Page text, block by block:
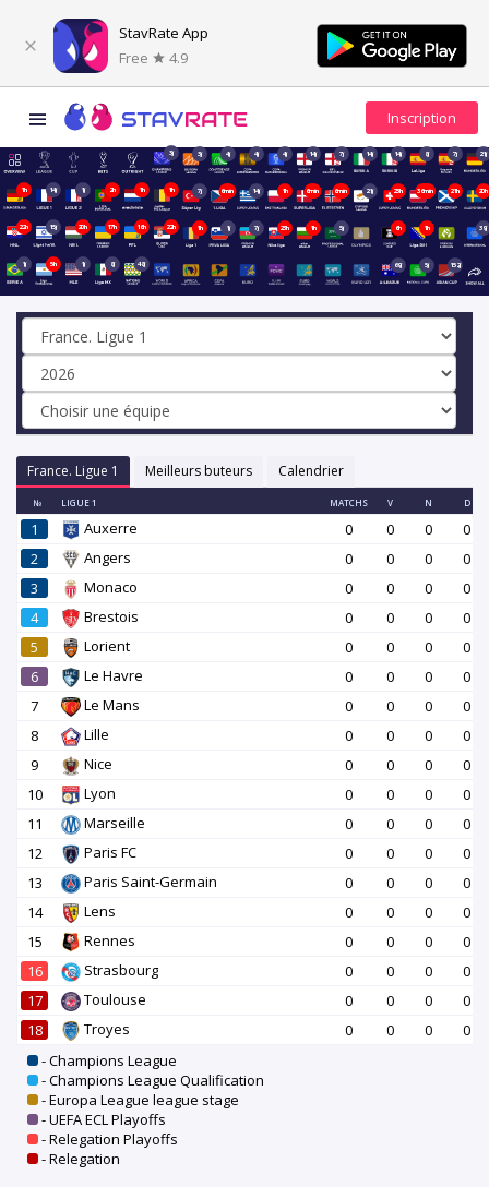
StavRate App
Free
4.9
3j 3j 4j 4j 4j 14j 7j 14j 14j 8j 7j 21j
1h 14j 1j 2h 1h 1h 7j 6min 14j 1h 6min 6min 21j 23h 36min 21h 20h
22h 15j 20h 17h 16h 22h 1h 1j 7j 23h 1h 5j 6h 1h 39j
1j 5h 1j 8j 48j 69j 5j 152j
France. Ligue 1 Meilleurs buteurs Calendrier
№ LIGUE 1 MATCHS V N D
1 Auxerre 0 0 0
0
2
Angers 0 0 0
0
3
Monaco 0 0 0
0
4
Brestois 0 0 0
0
5
Lorient 0 0 0
0
6
Le Havre 0 0 0
0
7
Le Mans 0 0 0
0
8
Lille 0 0 0
0
9
Nice 0 0 0
0
10
Lyon 0 0 0
0
11
Marseille 0 0 0
0
12
Paris FC 0 0 0
0
13
Paris Saint-Germain 0 0 0
0
14
Lens 0 0 0
0
15
Rennes 0 0 0
0
16
Strasbourg 0 0 0
0
17
Toulouse 0 0 0
0
18
Troyes 0 0 0
0
- Champions League
- Champions League Qualification
- Europa League league stage
- UEFA ECL Playoffs
- Relegation Playoffs
- Relegation